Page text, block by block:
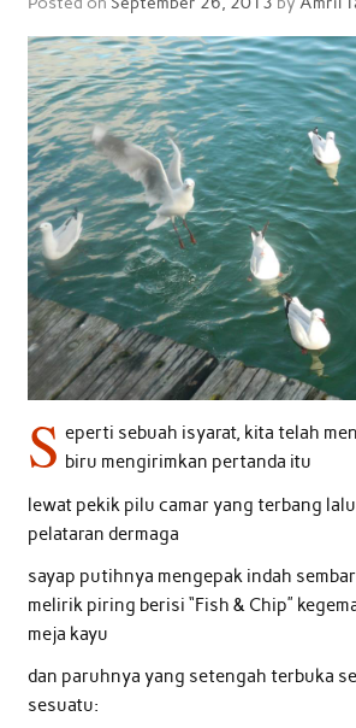
S eperti sebuah isyarat, kita telah
biru mengirimkan pertanda itu
lewat pekik pilu camar yang terbang
pelataran dermaga
sayap putihnya mengepak indah
melirik piring berisi “Fish & Chip”
meja kayu
dan paruhnya yang setengah terbuka
sesuatu: